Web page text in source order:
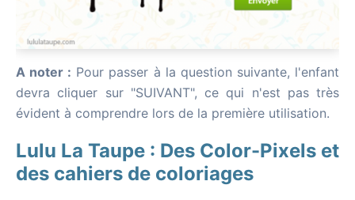
A noter : Pour passer à la question suivante, l'enfant
devra cliquer sur "SUIVANT", ce qui n'est pas très
évident à comprendre lors de la première utilisation.
Lulu La Taupe : Des Color-Pixels et
des cahiers de coloriages